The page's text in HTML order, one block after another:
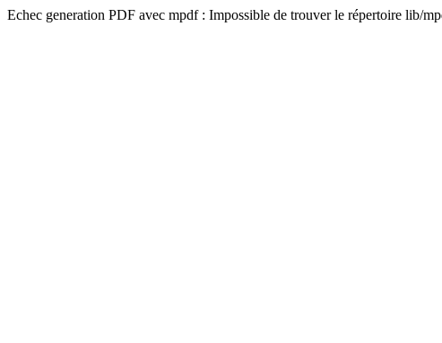
Echec generation PDF avec mpdf : Impossible de trouver le répertoire lib/